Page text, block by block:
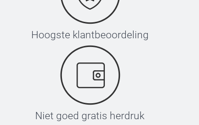
Hoogste klantbeoordeling
Niet goed gratis herdruk